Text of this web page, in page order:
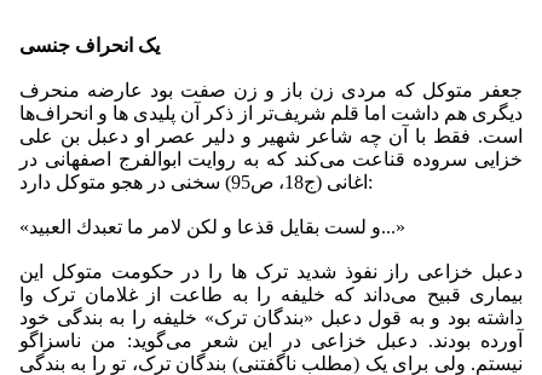
یک انحراف جنسی
جعفر متوكل كه مردی زن‌ باز و زن صفت بود عارضه‌ منحرف
دیگری هم داشت اما قلم شریف‌تر از ذكر آن پلیدی ها و انحراف‌ها
است. فقط با آن چه شاعر شهیر و دلیر عصر او دعبل بن علی
خزایی سروده قناعت می‌كند که به روایت ابوالفرج اصفهانی در
اغانی (ج18، ص95) سخنی در هجو متوكل دارد:
«و لست بقایل قذعا و لكن لامر ما تعبدك العبید...»
دعبل خزاعی راز نفوذ شدید ترک ها را در حكومت متوكل این
بیماری قبیح می‌داند كه خلیفه را به طاعت از غلامان ترک وا
داشته بود و به قول دعبل «بندگان ترک» خلیفه را به بندگی خود
آورده بودند. دعبل خزاعی در این شعر می‌گوید: من ناسزاگو
نیستم. ولی برای یک (مطلب ناگفتنی) بندگان ترک، تو را به بندگی